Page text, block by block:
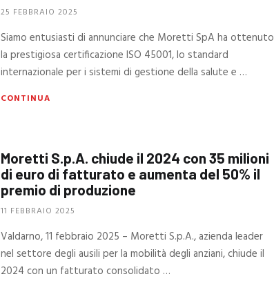
25 FEBBRAIO 2025
Siamo entusiasti di annunciare che Moretti SpA ha ottenuto
la prestigiosa certificazione ISO 45001, lo standard
internazionale per i sistemi di gestione della salute e …
CONTINUA
Moretti S.p.A. chiude il 2024 con 35 milioni
di euro di fatturato e aumenta del 50% il
premio di produzione
11 FEBBRAIO 2025
Valdarno, 11 febbraio 2025 – Moretti S.p.A., azienda leader
nel settore degli ausili per la mobilità degli anziani, chiude il
2024 con un fatturato consolidato …